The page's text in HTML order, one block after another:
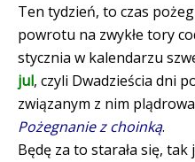
Ten tydzień, to czas
powrotu na zwykłe tory
stycznia w kalendarzu
jul, czyli Dwadzieścia dni
związanym z nim
Pożegnanie z choinką.
Będę za to starała się,